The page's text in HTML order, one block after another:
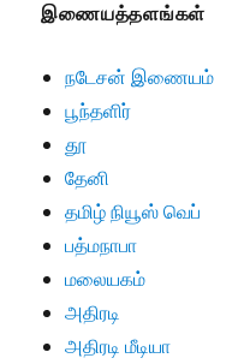
இணையத்தளங்கள்
நடேசன் இணையம்
பூந்தளிர்
தூ
தேனி
தமிழ் நியூஸ் வெப்
பத்மநாபா
மலையகம்
அதிரடி
அதிரடி மீடியா